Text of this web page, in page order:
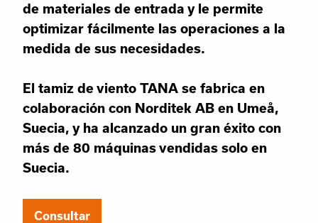
de materiales de entrada y le permite
optimizar fácilmente las operaciones a la
medida de sus necesidades.
El tamiz de viento TANA se fabrica en
colaboración con Norditek AB en Umeå,
Suecia, y ha alcanzado un gran éxito con
más de 80 máquinas vendidas solo en
Suecia.
Consultar